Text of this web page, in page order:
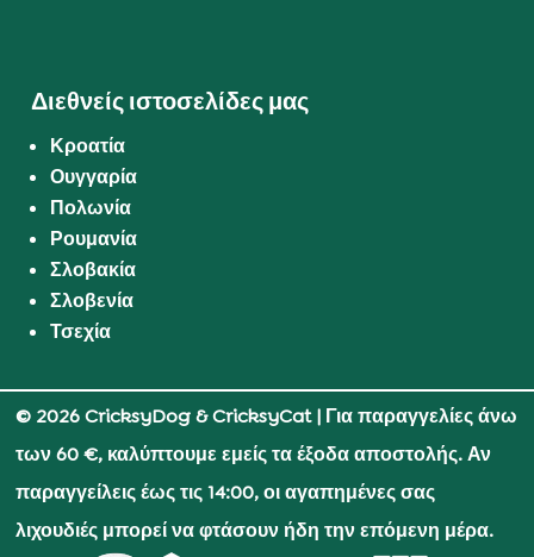
Διεθνείς ιστοσελίδες μας
Κροατία
Ουγγαρία
Πολωνία
Ρουμανία
Σλοβακία
Σλοβενία
Τσεχία
© 2026 CricksyDog & CricksyCat| Για παραγγελίες άνω
των 60 €, καλύπτουμε εμείς τα έξοδα αποστολής. Αν
παραγγείλεις έως τις 14:00, οι αγαπημένες σας
λιχουδιές μπορεί να φτάσουν ήδη την επόμενη μέρα.